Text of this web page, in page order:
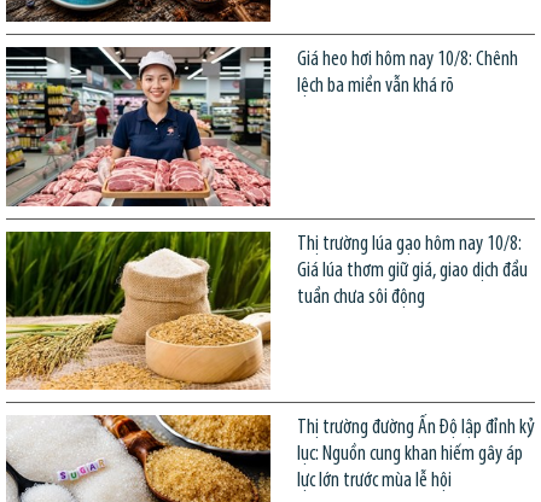
Giá heo hơi hôm nay 10/8: Chênh
lệch ba miền vẫn khá rõ
Thị trường lúa gạo hôm nay 10/8:
Giá lúa thơm giữ giá, giao dịch đầu
tuần chưa sôi động
Thị trường đường Ấn Độ lập đỉnh kỷ
lục: Nguồn cung khan hiếm gây áp
lực lớn trước mùa lễ hội